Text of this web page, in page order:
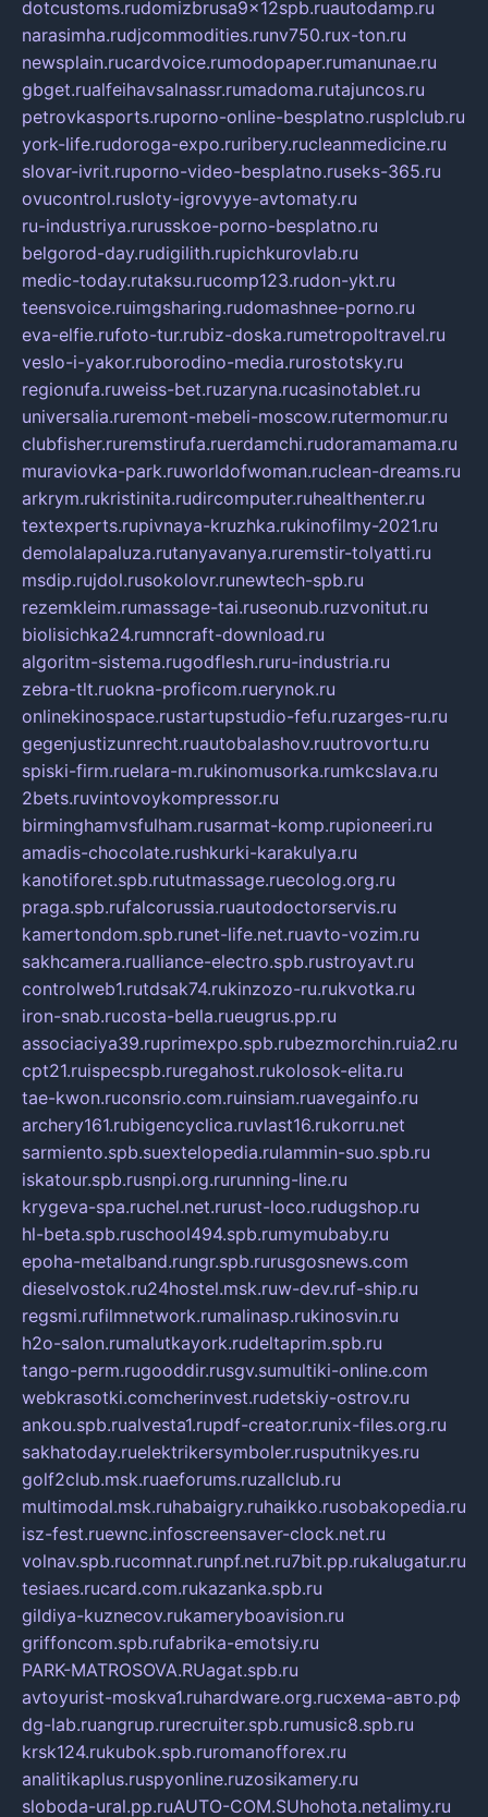
dotcustoms.rudomizbrusa9x12spb.ruautodamp.ru
narasimha.rudjcommodities.runv750.rux-ton.ru
newsplain.rucardvoice.rumodopaper.rumanunae.ru
gbget.rualfeihavsalnassr.rumadoma.rutajuncos.ru
petrovkasports.ruporno-online-besplatno.rusplclub.ru
york-life.rudoroga-expo.ruribery.rucleanmedicine.ru
slovar-ivrit.ruporno-video-besplatno.ruseks-365.ru
ovucontrol.rusloty-igrovyye-avtomaty.ru
ru-industriya.rurusskoe-porno-besplatno.ru
belgorod-day.rudigilith.rupichkurovlab.ru
medic-today.rutaksu.rucomp123.rudon-ykt.ru
teensvoice.ruimgsharing.rudomashnee-porno.ru
eva-elfie.rufoto-tur.rubiz-doska.rumetropoltravel.ru
veslo-i-yakor.ruborodino-media.rurostotsky.ru
regionufa.ruweiss-bet.ruzaryna.rucasinotablet.ru
universalia.ruremont-mebeli-moscow.rutermomur.ru
clubfisher.ruremstirufa.ruerdamchi.rudoramamama.ru
muraviovka-park.ruworldofwoman.ruclean-dreams.ru
arkrym.rukristinita.rudircomputer.ruhealthenter.ru
textexperts.rupivnaya-kruzhka.rukinofilmy-2021.ru
demolalapaluza.rutanyavanya.ruremstir-tolyatti.ru
msdip.rujdol.rusokolovr.runewtech-spb.ru
rezemkleim.rumassage-tai.ruseonub.ruzvonitut.ru
biolisichka24.rumncraft-download.ru
algoritm-sistema.rugodflesh.ruru-industria.ru
zebra-tlt.ruokna-proficom.ruerynok.ru
onlinekinospace.rustartupstudio-fefu.ruzarges-ru.ru
gegenjustizunrecht.ruautobalashov.ruutrovortu.ru
spiski-firm.ruelara-m.rukinomusorka.rumkcslava.ru
2bets.ruvintovoykompressor.ru
birminghamvsfulham.rusarmat-komp.rupioneeri.ru
amadis-chocolate.rushkurki-karakulya.ru
kanotiforet.spb.rututmassage.ruecolog.org.ru
praga.spb.rufalcorussia.ruautodoctorservis.ru
kamertondom.spb.runet-life.net.ruavto-vozim.ru
sakhcamera.rualliance-electro.spb.rustroyavt.ru
controlweb1.rutdsak74.rukinzozo-ru.rukvotka.ru
iron-snab.rucosta-bella.rueugrus.pp.ru
associaciya39.ruprimexpo.spb.rubezmorchin.ruia2.ru
cpt21.ruispecspb.ruregahost.rukolosok-elita.ru
tae-kwon.ruconsrio.com.ruinsiam.ruavegainfo.ru
archery161.rubigencyclica.ruvlast16.rukorru.net
sarmiento.spb.suextelopedia.rulammin-suo.spb.ru
iskatour.spb.rusnpi.org.rurunning-line.ru
krygeva-spa.ruchel.net.rurust-loco.rudugshop.ru
hl-beta.spb.ruschool494.spb.rumymubaby.ru
epoha-metalband.rungr.spb.rurusgosnews.com
dieselvostok.ru24hostel.msk.ruw-dev.ruf-ship.ru
regsmi.rufilmnetwork.rumalinasp.rukinosvin.ru
h2o-salon.rumalutkayork.rudeltaprim.spb.ru
tango-perm.rugooddir.rusgv.sumultiki-online.com
webkrasotki.comcherinvest.rudetskiy-ostrov.ru
ankou.spb.rualvesta1.rupdf-creator.runix-files.org.ru
sakhatoday.ruelektrikersymboler.rusputnikyes.ru
golf2club.msk.ruaeforums.ruzallclub.ru
multimodal.msk.ruhabaigry.ruhaikko.rusobakopedia.ru
isz-fest.ruewnc.infoscreensaver-clock.net.ru
volnav.spb.rucomnat.runpf.net.ru7bit.pp.rukalugatur.ru
tesiaes.rucard.com.rukazanka.spb.ru
gildiya-kuznecov.rukameryboavision.ru
griffoncom.spb.rufabrika-emotsiy.ru
PARK-MATROSOVA.RUagat.spb.ru
avtoyurist-moskva1.ruhardware.org.ruсхема-авто.рф
dg-lab.ruangrup.rurecruiter.spb.rumusic8.spb.ru
krsk124.rukubok.spb.ruromanofforex.ru
analitikaplus.ruspyonline.ruzosikamery.ru
sloboda-ural.pp.ruAUTO-COM.SUhohota.netalimy.ru